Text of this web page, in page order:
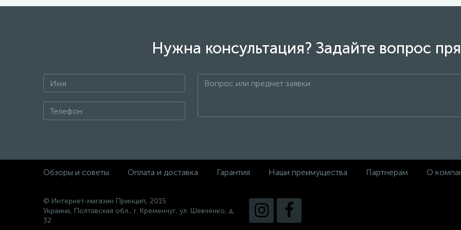
Нужна консультация? Задайте вопрос
Обзоры и советы Оплата и доставка Гарантия Наши преимущества Партнерам О
© Интернет-магазин Принцип, 2015
Украина, Полтавская обл., г. Кременчуг, ул. Шевченко, д.
32.